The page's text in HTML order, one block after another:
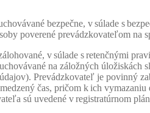
bezpečne, v súlade s
poverené prevádzkovateľom na
v súlade s retenčnými
na záložných úložiskách
Prevádzkovateľ je povinný
čas, pričom k ich
sú uvedené v registratúrnom